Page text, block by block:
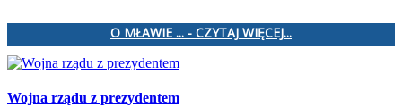
O MŁAWIE ... - CZYTAJ WIĘCEJ...
Wojna rządu z prezydentem